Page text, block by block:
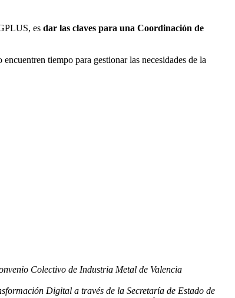
es dar las claves para una Coordinación de
tiempo para gestionar las necesidades de la
Colectivo de Industria Metal de Valencia
Digital a través de la Secretaría de Estado de